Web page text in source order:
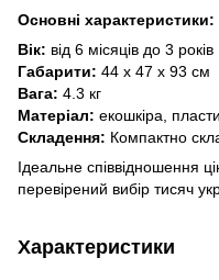
Основні характеристики:
Вік: від 6 місяців до 3 років
Габарити: 44 х 47 х 93 см
Вага: 4.3 кг
Матеріал: екошкіра,
Складення: Компактно
Ідеальне співвідношення
перевірений вибір тисяч
Характеристики